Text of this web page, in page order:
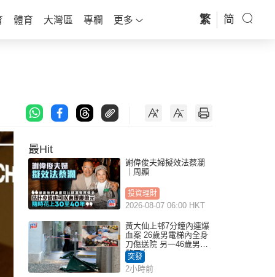
體育 大灣區 專欄 更多 繁 简
最Hit
謝偉俊夫婦擬效法蔡瀾
｜周顯
投資理財
2026-08-07 06:00 HKT
黃大仙上邨7分鐘內連爆
血案 26歲男電梯內全身
刀傷送院 另一46歲男倒
斃平台
突發
2小時前